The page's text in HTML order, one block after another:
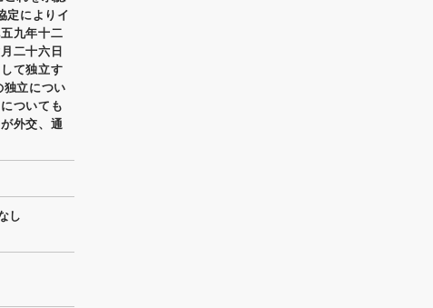
定によりイ
九年十二
二十六日
て独立す
立につい
ついても
外交、通
し